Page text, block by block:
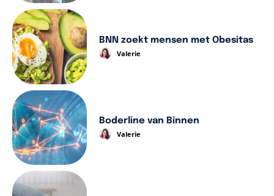
BNN zoekt mensen met Obesitas
Valerie
Boderline van Binnen
Valerie